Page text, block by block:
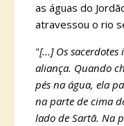
as águas do
atravessou o rio
"[...] Os
aliança. Quando
pés na água, ela
na parte de cima
lado de Sartã. Na